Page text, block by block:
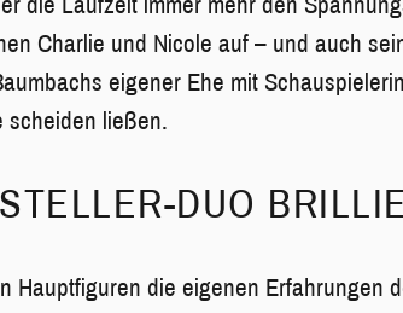
Charlie und Nicole auf – und auch
eigener Ehe mit
scheiden ließen.
DUO
Hauptfiguren die eigenen Erfahrungen